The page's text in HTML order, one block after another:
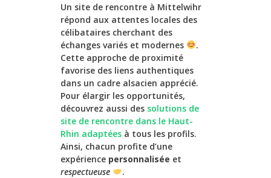
Un site de rencontre à Mittelwihr
répond aux attentes locales des
célibataires cherchant des
échanges variés et modernes
.
Cette approche de proximité
favorise des liens authentiques
dans un cadre alsacien apprécié.
Pour élargir les opportunités,
découvrez aussi des solutions de
site de rencontre dans le Haut-
Rhin adaptées à tous les profils.
Ainsi, chacun profite d’une
expérience personnalisée et
respectueuse
.